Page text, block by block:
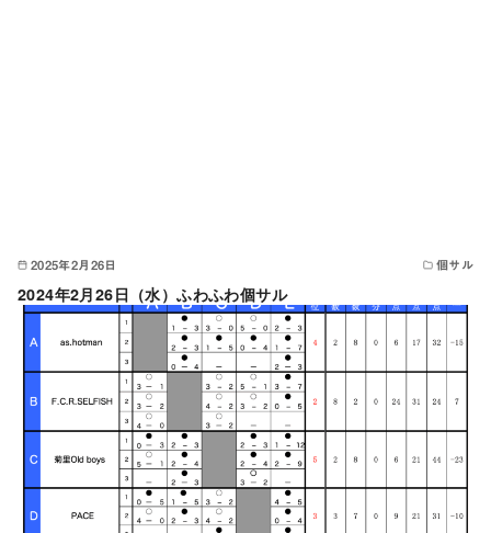
2025年2月26日 個サル
2024年2月26日（水）ふわふわ個サル